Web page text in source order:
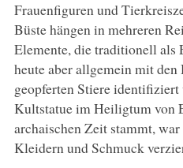
Frauenfiguren und
Büste hängen in mehreren
Elemente, die traditionell als
heute aber allgemein mit
geopferten Stiere
Kultstatue im Heiligtum von
archaischen Zeit stammt,
Kleidern und Schmuck